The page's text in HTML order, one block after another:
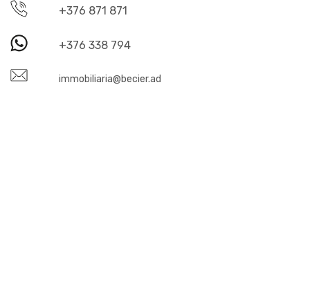
+376 871 871
+376 338 794
immobiliaria@becier.ad